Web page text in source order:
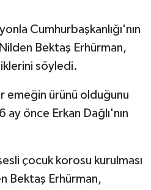
Cumhurbaşkanlığı'nın
Bektaş Erhürman,
söyledi.
emeğin ürünü olduğunu
önce Erkan Dağlı'nın
çocuk korosu kurulması
Bektaş Erhürman,